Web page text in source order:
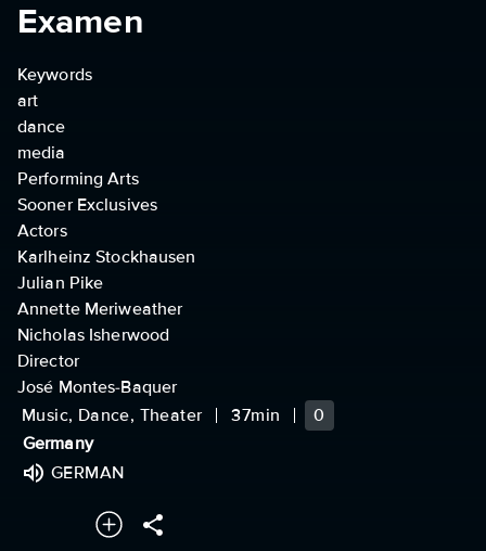
Examen
Keywords
art
dance
media
Performing Arts
Sooner Exclusives
Actors
Karlheinz Stockhausen
Julian Pike
Annette Meriweather
Nicholas Isherwood
Director
José Montes-Baquer
Music, Dance, Theater
37min
0
Germany
GERMAN